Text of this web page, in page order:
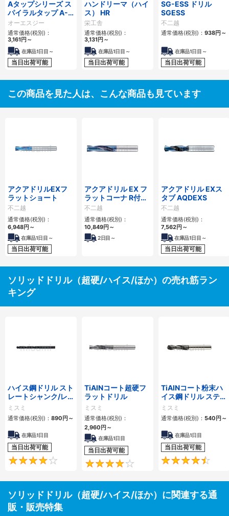
Aタップシリーズ ス
パイラルタップ A-
SFT
オーエスジー
通常価格(税別)：
3,161円～
在庫品1日目～
当日出荷可能
ハンドリーマ（ハイ
ス） HR
栄工舎
通常価格(税別)：
3,131円～
在庫品1日目～
当日出荷可能
SG-ESS ドリル
SGESS
不二越
通常価格(税別)： 938円～
在庫品1日目～
当日出荷可能
この商品を見た人は、こんな商品も見ています
アクアドリルEXフ
ラットショート
不二越
通常価格(税別)：
6,948円～
在庫品1日目～
当日出荷可能
アクアドリル EX フ
ラットコーナ R付き
AQDEXZ-R
不二越
通常価格(税別)：
10,849円～
2日目～
アクアドリル EXス
タブ AQDEXS
不二越
通常価格(税別)：
7,562円～
在庫品1日目～
当日出荷可能
ソリッドドリル（超硬/ハイス/ほか）の売れ筋ラン
キング
ハイス鋼ドリル スト
レートシャンク/レ
ギュラー
ミスミ
通常価格(税別)： 890円～
在庫品1日目
当日出荷可能
4.2
TiAlNコート超硬フ
ラットドリル
ミスミ
通常価格(税別)：
2,960円～
在庫品1日目
当日出荷可能
4
TiAlNコート粉末ハ
イス鋼ドリル ステン
レス加工用/エンド
ミルシャンク/スタ
ブ
ミスミ
通常価格(税別)： 540円～
在庫品1日目
当日出荷可能
ソリッドドリル（超硬/ハイス/ほか）に関連する通
販・販売特集